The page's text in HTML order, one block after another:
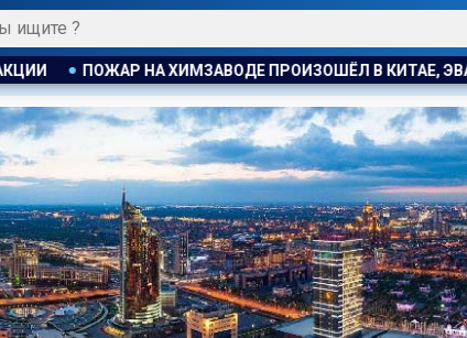
В КИТАЕ, ЭВАКУИРОВАЛИ БОЛЕЕ 1200 ЧЕЛОВЕК